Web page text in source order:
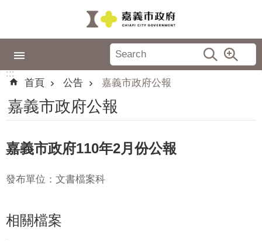
政
專
區
城
品
牌
認
嘉
義
:::
首頁
公告 嘉義市政府公報
嘉義市政府公報
嘉義市政府110年2月份公報
發布單位：文書檔案科
相關檔案